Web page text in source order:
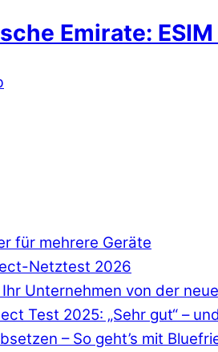
Emirate:
für mehrere Geräte
Netztest 2026
Unternehmen von der
Test 2025: „Sehr gut“ –
– So geht’s mit